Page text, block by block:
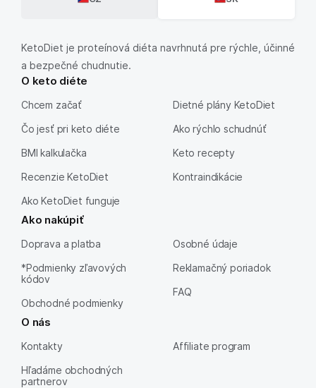
KetoDiet je proteínová diéta navrhnutá pre rýchle, účinné
a bezpečné chudnutie.
O keto diéte
Chcem začať
Čo jesť pri keto diéte
BMI kalkulačka
Recenzie KetoDiet
Ako KetoDiet funguje
Dietné plány KetoDiet
Ako rýchlo schudnúť
Keto recepty
Kontraindikácie
Ako nakúpiť
Doprava a platba
*Podmienky zľavových
kódov
Obchodné podmienky
Osobné údaje
Reklamačný poriadok
FAQ
O nás
Kontakty
Hľadáme obchodných
partnerov
Affiliate program